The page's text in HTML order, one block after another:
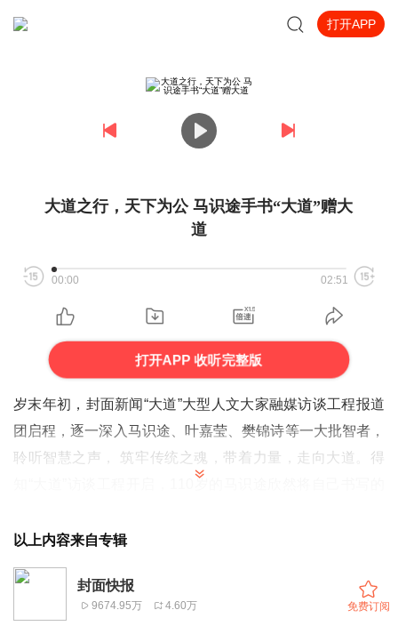
打开APP
大道之行，天下为公 马识途手书“大道”赠大
道
00:00 02:51
打开APP 收听完整版
岁末年初，封面新闻“大道”大型人文大家融媒访谈工程报道
团启程，逐一深入马识途、叶嘉莹、樊锦诗等一大批智者，
聆听智慧之声， 筑牢传统之魂，带着力量，走向大道。得
logo，引领“大道”大型人文大家融媒报道。
从落款中可以看到，这幅作品的书写时间是在2013年8月。
时年99岁的马老笔力苍劲，开篇“大道”两个字尤其潇洒大
气。《礼记·礼运》中讲到：“大道之行也，天下为公。选贤
以上内容来自专辑
封面快报
9674.95万 4.60万 免费订阅